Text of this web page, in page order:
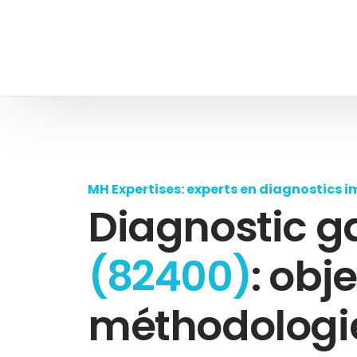
MH Expertises: experts en diagnostics
Diagnostic
(82400):